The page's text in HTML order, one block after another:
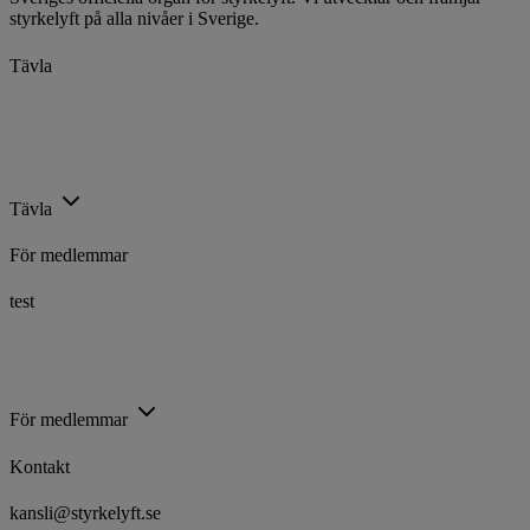
styrkelyft på alla nivåer i Sverige.
Tävla
Tävla
För medlemmar
test
För medlemmar
Kontakt
kansli@styrkelyft.se